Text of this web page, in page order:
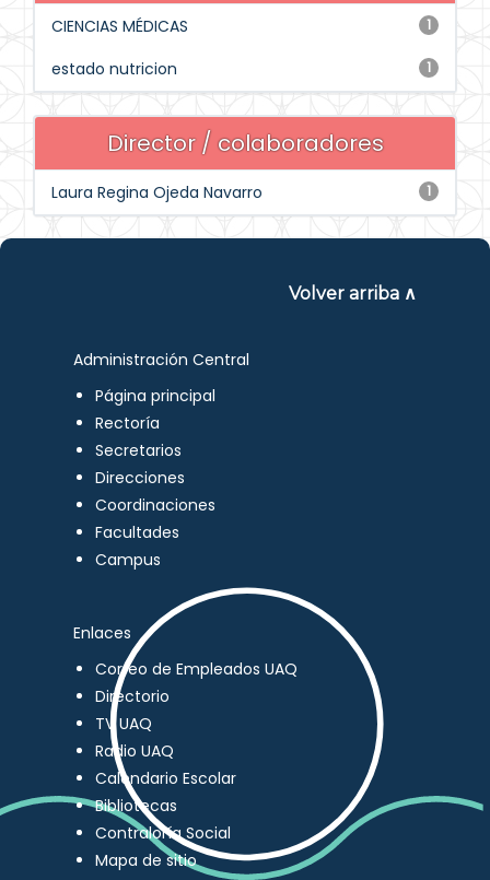
1
CIENCIAS MÉDICAS
1
estado nutricion
Director / colaboradores
1
Laura Regina Ojeda Navarro
Volver arriba ∧
Administración Central
Página principal
Rectoría
Secretarios
Direcciones
Coordinaciones
Facultades
Campus
Enlaces
Correo de Empleados UAQ
Directorio
TV UAQ
Radio UAQ
Calendario Escolar
Bibliotecas
Contraloría Social
Mapa de sitio